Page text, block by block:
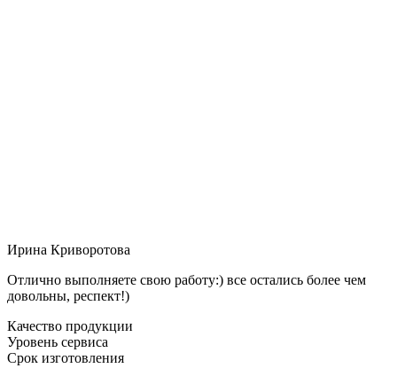
Ирина Криворотова
Отлично выполняете свою работу:) все остались более чем
довольны, респект!)
Качество продукции
Уровень сервиса
Срок изготовления